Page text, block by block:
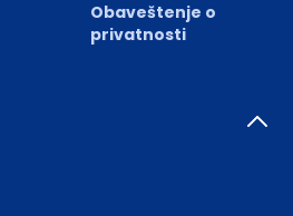
Obaveštenje o
privatnosti